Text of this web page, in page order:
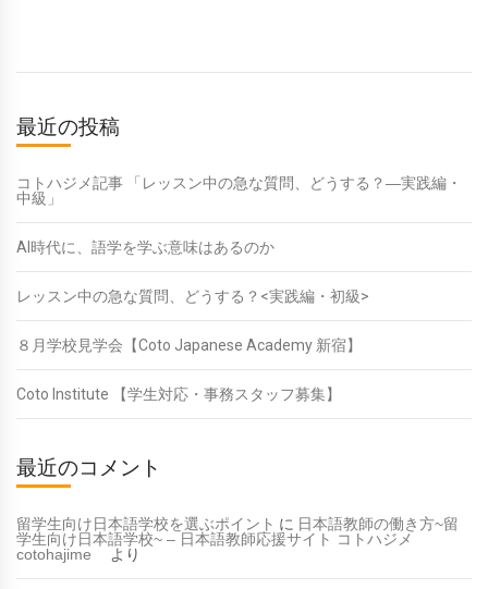
最近の投稿
コトハジメ記事 「レッスン中の急な質問、どうする？―実践編・
中級」
AI時代に、語学を学ぶ意味はあるのか
レッスン中の急な質問、どうする？<実践編・初級>
８月学校見学会【Coto Japanese Academy 新宿】
Coto Institute 【学生対応・事務スタッフ募集】
最近のコメント
留学生向け日本語学校を選ぶポイント に 日本語教師の働き方~留
学生向け日本語学校~ – 日本語教師応援サイト コトハジメ
cotohajime
より